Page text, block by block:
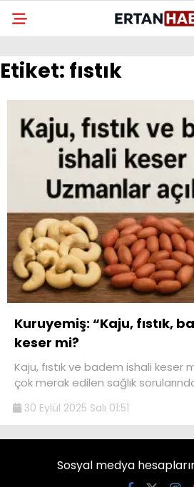
Etiket: fıstık
Kuruyemiş: “Kaju, fıstık,
keser mi?
Kaju, fıstık ve badem ishali keser
çok merak edilen sağlık
30 Eylül 2025 Salı 01:51
Sosyal medya